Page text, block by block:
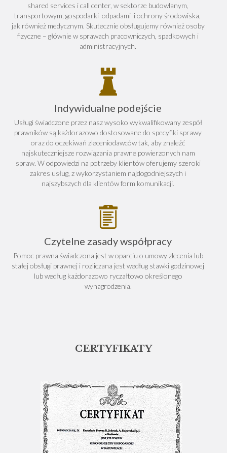
shared services i call center, w sektorze budowlanym,
transportowym, gospodarki odpadami i ochrony środowiska,
jak również medycznym. Skutecznie obsługujemy również osoby
fizyczne – głównie w sprawach pracowniczych, spadkowych i
administracyjnych.
Indywidualne podejście
Usługi świadczone przez nasz wysoko wykwalifikowany zespół
prawników są każdorazowo dostosowane do specyfiki sprawy
oraz do oczekiwań zleceniodawców tak, aby znaleźć
najskuteczniejsze rozwiązania prawne powierzonych nam
spraw. W odpowiedzi na potrzeby klientów oferujemy szeroki
zakres usług, z wykorzystaniem najdogodniejszych i
najszybszych dla klientów form komunikacji.
Czytelne zasady współpracy
Pomoc prawna świadczona jest w oparciu o umowy zlecenia lub
stałej obsługi prawnej i rozliczana jest według stawki godzinowej
lub według każdorazowo ryczałtowo określonego
wynagrodzenia.
CERTYFIKATY